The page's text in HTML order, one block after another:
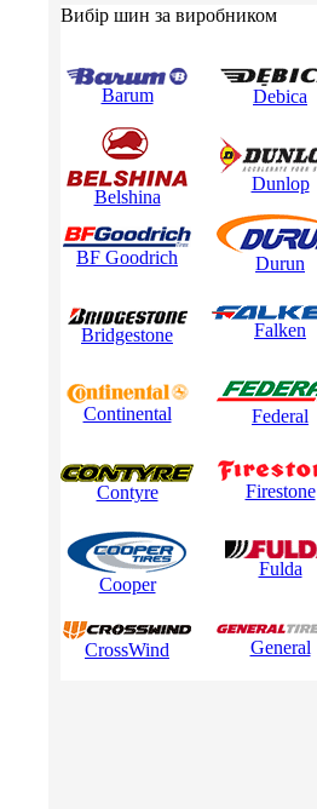
Вибір шин за виробником
Barum
Belshina
BF Goodrich
Bridgestone
Continental
Contyre
Cooper
CrossWind
Debica
Dunlop
Durun
Falken
Federal
Firestone
Fulda
General